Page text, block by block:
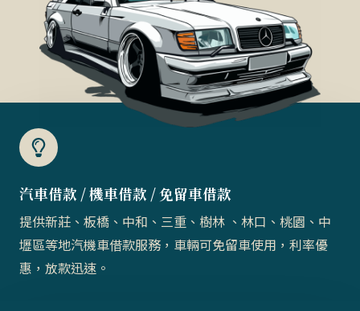
汽車借款 / 機車借款 / 免留車借款​
提供新莊、板橋、中和、三重、樹林 、林口、桃園、中
壢區等地汽機車借款服務，車輛可免留車使用，利率優
惠，放款迅速。